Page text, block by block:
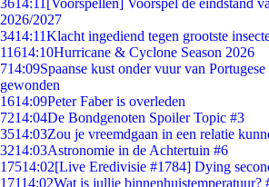
3614:11 [Voorspellen] Voorspel de eindstand
2026/2027
3414:11Klacht ingediend tegen grootste
11614:10Hurricane & Cyclone Season 2026
714:09Spaanse kust onder vuur van
gewonden
1614:09Peter Faber is overleden
7214:04De Bondgenoten Spoiler Topic #3
3514:03Zou je vreemdgaan in een relatie
3214:03Astronomie in de Achtertuin #6
17514:02[Live Eredivisie #1784] Dying
17114:02Wat is jullie binnenhuistemperatuur?